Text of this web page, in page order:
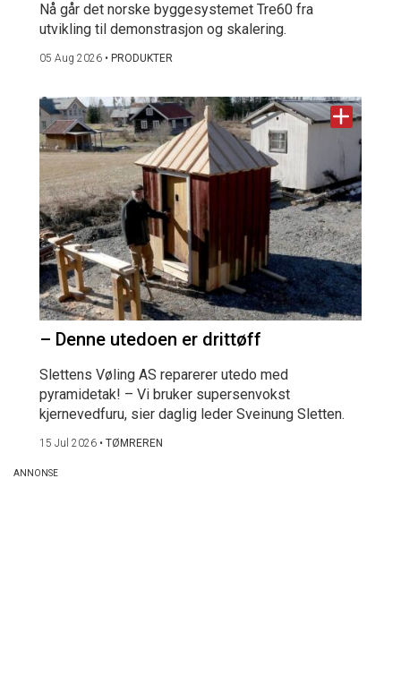
Nå går det norske byggesystemet Tre60 fra
utvikling til demonstrasjon og skalering.
05 Aug 2026 • PRODUKTER
– Denne utedoen er drittøff
Slettens Vøling AS reparerer utedo med
pyramidetak! – Vi bruker supersenvokst
kjernevedfuru, sier daglig leder Sveinung Sletten.
15 Jul 2026 • TØMREREN